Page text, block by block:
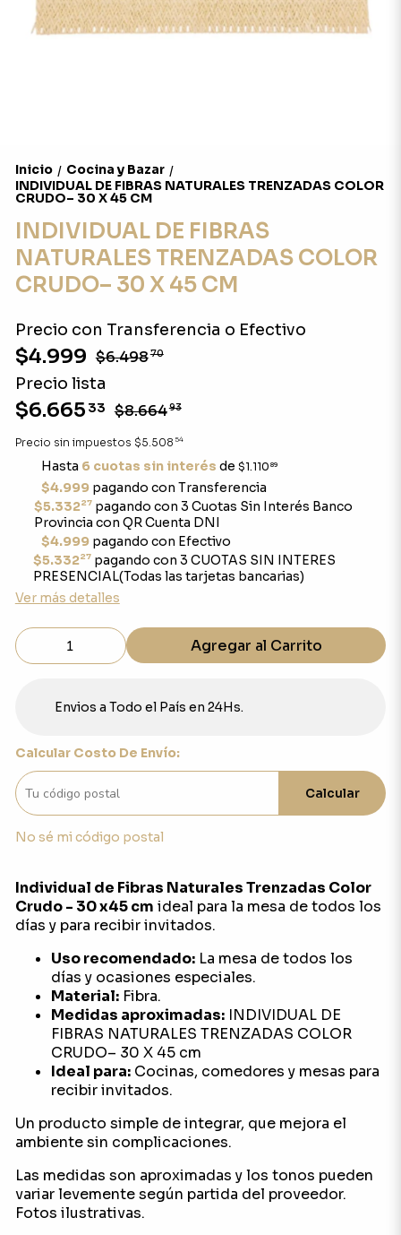
Inicio / Cocina y Bazar /
INDIVIDUAL DE FIBRAS NATURALES TRENZADAS COLOR
CRUDO– 30 X 45 CM
INDIVIDUAL DE FIBRAS
NATURALES TRENZADAS COLOR
CRUDO– 30 X 45 CM
Precio con Transferencia o Efectivo
$4.999 $6.49870
Precio lista
$6.665 33 $8.66493
Precio sin impuestos $5.508 54
Hasta 6 cuotas sin interés de $1.110 89
$4.999pagando con Transferencia
$5.33227 pagando con 3 Cuotas Sin Interés Banco
Provincia con QR Cuenta DNI
$4.999pagando con Efectivo
$5.33227pagando con 3 CUOTAS SIN INTERES
PRESENCIAL(Todas las tarjetas bancarias)
Ver más detalles
Agregar al Carrito
Envios a Todo el País en 24Hs.
Calcular Costo De Envío:
Calcular
No sé mi código postal
Individual de Fibras Naturales Trenzadas Color
Crudo - 30 x45 cm ideal para la mesa de todos los
días y para recibir invitados.
Uso recomendado:La mesa de todos los
días y ocasiones especiales.
Material:Fibra.
Medidas aproximadas:INDIVIDUAL DE
FIBRAS NATURALES TRENZADAS COLOR
CRUDO– 30 X 45 cm
Ideal para:Cocinas, comedores y mesas para
recibir invitados.
Un producto simple de integrar, que mejora el
ambiente sin complicaciones.
Las medidas son aproximadas y los tonos pueden
variar levemente según partida del proveedor.
Fotos ilustrativas.